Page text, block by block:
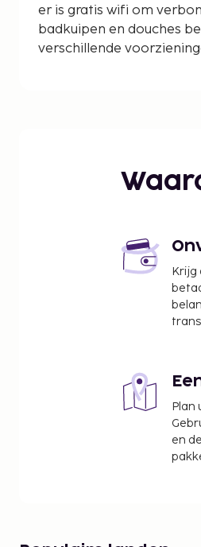
er is gratis wifi om
badkuipen en douches
verschillende
Tsutenkaku Tower - 1,9 km
Abeno Harukas - 1,9 km
Concertzaal Zepp
Namba Yasaka-schrijn -
EDION Arena Osaka -
Tempel Shitenno-ji - 2,7
Namba Parks - 2,7 km
De dichtstbijgelegen
Osaka (ITM-Itami) - 21,2
Osaka (KIX-
Krijg
Plan
en